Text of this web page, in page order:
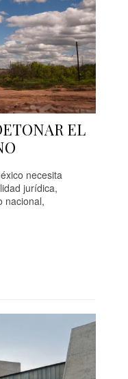
EL
necesita
jurídica,
nacional,